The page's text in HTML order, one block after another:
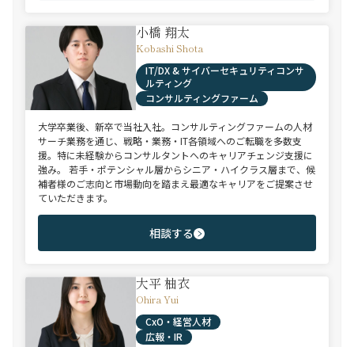
小橋 翔太
Kobashi Shota
IT/DX & サイバーセキュリティコンサ
ルティング
コンサルティングファーム
大学卒業後、新卒で当社入社。コンサルティングファームの人材
サーチ業務を通じ、戦略・業務・IT各領域へのご転職を多数支
援。特に未経験からコンサルタントへのキャリアチェンジ支援に
強み。 若手・ポテンシャル層からシニア・ハイクラス層まで、候
補者様のご志向と市場動向を踏まえ最適なキャリアをご提案させ
ていただきます。
相談する
大平 柚衣
Ohira Yui
CxO・経営人材
広報・IR